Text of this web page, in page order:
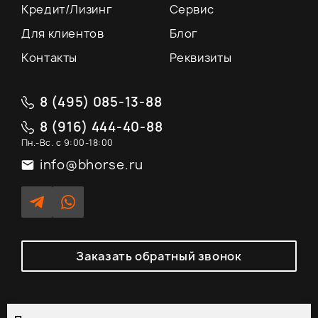
Кредит/Лизинг
Сервис
Для клиентов
Блог
Контакты
Реквизиты
8 (495) 085-13-88
8 (916) 444-40-88
Пн.-Вс. с 9:00-18:00
info@bhorse.ru
Заказать обратный звонок